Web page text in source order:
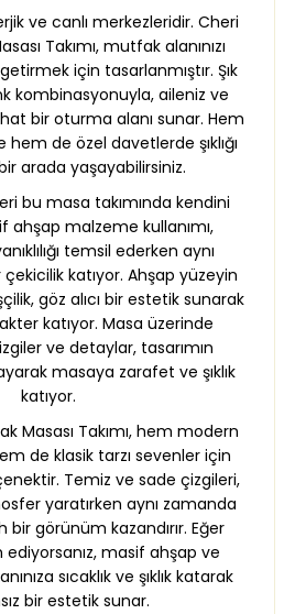
ve canlı merkezleridir. Cheri
Takımı, mutfak alanınızı
için tasarlanmıştır. Şık
kombinasyonuyla, aileniz ve
bir oturma alanı sunar. Hem
de özel davetlerde şıklığı
arada yaşayabilirsiniz.
bu masa takımında kendini
ahşap malzeme kullanımı,
temsil ederken aynı
katıyor. Ahşap yüzeyin
göz alıcı bir estetik sunarak
katıyor. Masa üzerinde
ve detaylar, tasarımın
masaya zarafet ve şıklık
katıyor.
Masası Takımı, hem modern
de klasik tarzı sevenler için
Temiz ve sade çizgileri,
yaratırken aynı zamanda
bir görünüm kazandırır. Eğer
ediyorsanız, masif ahşap ve
sıcaklık ve şıklık katarak
bir estetik sunar.